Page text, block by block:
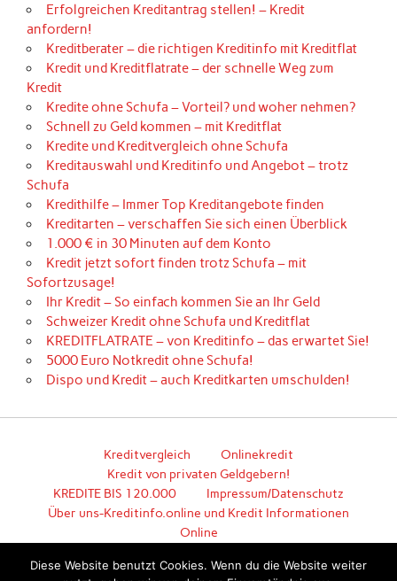
Erfolgreichen Kreditantrag stellen! – Kredit
anfordern!
Kreditberater – die richtigen Kreditinfo mit Kreditflat
Kredit und Kreditflatrate – der schnelle Weg zum
Kredit
Kredite ohne Schufa – Vorteil? und woher nehmen?
Schnell zu Geld kommen – mit Kreditflat
Kredite und Kreditvergleich ohne Schufa
Kreditauswahl und Kreditinfo und Angebot – trotz
Schufa
Kredithilfe – Immer Top Kreditangebote finden
Kreditarten – verschaffen Sie sich einen Überblick
1.000 € in 30 Minuten auf dem Konto
Kredit jetzt sofort finden trotz Schufa – mit
Sofortzusage!
Ihr Kredit – So einfach kommen Sie an Ihr Geld
Schweizer Kredit ohne Schufa und Kreditflat
KREDITFLATRATE – von Kreditinfo – das erwartet Sie!
5000 Euro Notkredit ohne Schufa!
Dispo und Kredit – auch Kreditkarten umschulden!
Kreditvergleich
Onlinekredit
Kredit von privaten Geldgebern!
KREDITE BIS 120.000
Impressum/Datenschutz
Über uns-Kreditinfo.online und Kredit Informationen
Online
Diese Website benutzt Cookies. Wenn du die Website weiter